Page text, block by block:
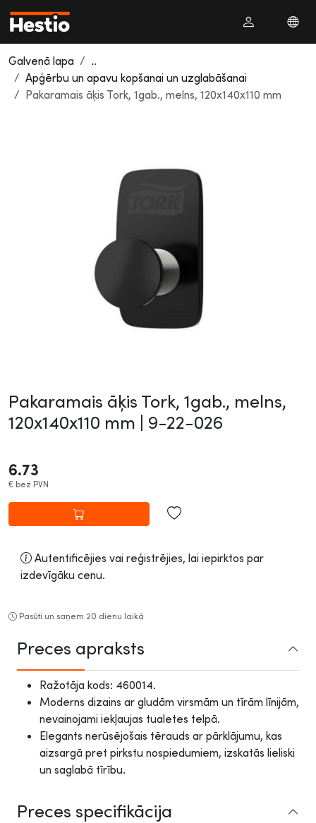
Galvenā lapa
..
Apģērbu un apavu kopšanai un uzglabāšanai
Pakaramais āķis Tork, 1gab., melns, 120x140x110 mm
Pakaramais āķis Tork, 1gab., melns,
120x140x110 mm | 9-22-026
6.73
€ bez PVN
Autentificējies vai reģistrējies, lai iepirktos par
izdevīgāku cenu.
Pasūti un saņem 20 dienu laikā
Preces apraksts
Ražotāja kods: 460014.
Moderns dizains ar gludām virsmām un tīrām līnijām,
nevainojami iekļaujas tualetes telpā.
Elegants nerūsējošais tērauds ar pārklājumu, kas
aizsargā pret pirkstu nospiedumiem, izskatās lieliski
un saglabā tīrību.
Preces specifikācija